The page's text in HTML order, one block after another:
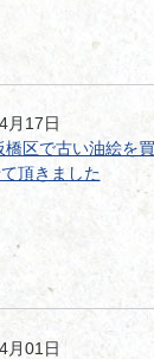
月17日
橋区で古い油絵を買
頂きました
月01日